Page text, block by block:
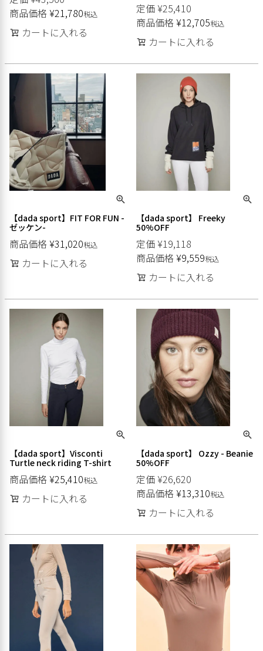
商品価格 ¥21,780税込
カートに入れる
定価 ¥25,410
商品価格 ¥12,705税込
カートに入れる
【dada sport】FIT FOR FUN -
ゼッケン-
商品価格 ¥31,020税込
カートに入れる
【dada sport】 Freeky
50%OFF
定価 ¥19,118
商品価格 ¥9,559税込
カートに入れる
【dada sport】Visconti
Turtle neck riding T-shirt
商品価格 ¥25,410税込
カートに入れる
【dada sport】 Ozzy - Beanie
50%OFF
定価 ¥26,620
商品価格 ¥13,310税込
カートに入れる